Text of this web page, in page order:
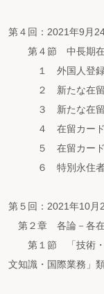
第４回：2021年9月24
第４節 中長期在
１ 外国人登録
２ 新たな在留
３ 新たな在留管
４ 在留カード
５ 在留カード管
６ 特別永住者
第５回：2021年10月
第２章 各論－各在
第１節 「技術・人
文知識・国際業務」類